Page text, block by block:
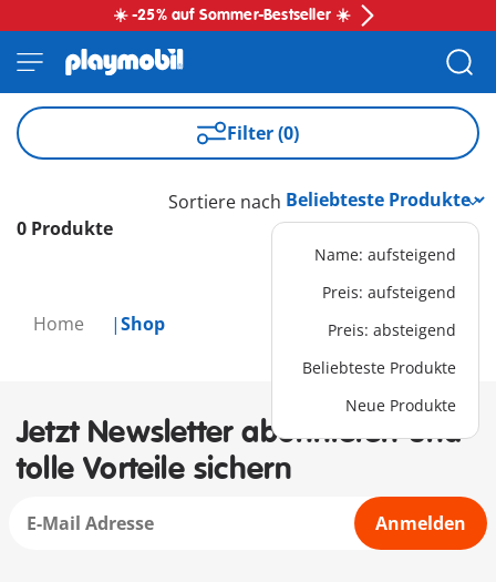
☀️ -25% auf Sommer-Bestseller ☀️
Home Shop
Filter (0)
0 Produkte
Sortiere nach
Name: aufsteigend
Preis: aufsteigend
Preis: absteigend
Beliebteste Produkte
Neue Produkte
Jetzt Newsletter abonnieren und
tolle Vorteile sichern
Anmelden